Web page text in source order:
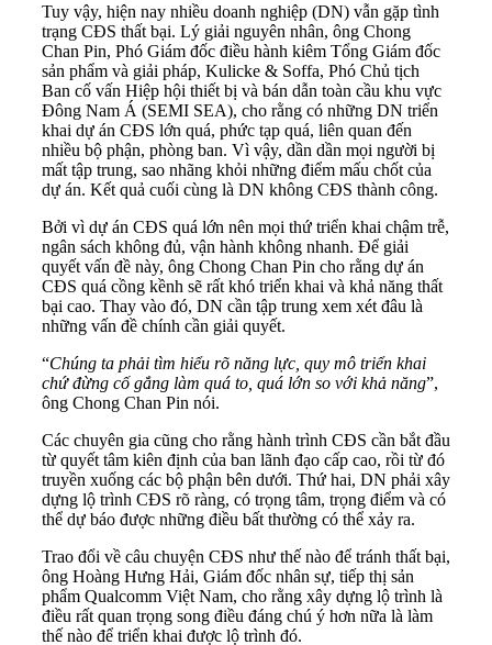
Tuy vậy, hiện nay nhiều doanh nghiệp (DN) vẫn gặp tình
trạng CĐS thất bại. Lý giải nguyên nhân, ông Chong
Chan Pin, Phó Giám đốc điều hành kiêm Tổng Giám đốc
sản phẩm và giải pháp, Kulicke & Soffa, Phó Chủ tịch
Ban cố vấn Hiệp hội thiết bị và bán dẫn toàn cầu khu vực
Đông Nam Á (SEMI SEA), cho rằng có những DN triển
khai dự án CĐS lớn quá, phức tạp quá, liên quan đến
nhiều bộ phận, phòng ban. Vì vậy, dần dần mọi người bị
mất tập trung, sao nhãng khỏi những điểm mấu chốt của
dự án. Kết quả cuối cùng là DN không CĐS thành công.
Bởi vì dự án CĐS quá lớn nên mọi thứ triển khai chậm trễ,
ngân sách không đủ, vận hành không nhanh. Để giải
quyết vấn đề này, ông Chong Chan Pin cho rằng dự án
CĐS quá cồng kềnh sẽ rất khó triển khai và khả năng thất
bại cao. Thay vào đó, DN cần tập trung xem xét đâu là
những vấn đề chính cần giải quyết.
“Chúng ta phải tìm hiểu rõ năng lực, quy mô triển khai
chứ đừng cố gắng làm quá to, quá lớn so với khả năng”,
ông Chong Chan Pin nói.
Các chuyên gia cũng cho rằng hành trình CĐS cần bắt đầu
từ quyết tâm kiên định của ban lãnh đạo cấp cao, rồi từ đó
truyền xuống các bộ phận bên dưới. Thứ hai, DN phải xây
dựng lộ trình CĐS rõ ràng, có trọng tâm, trọng điểm và có
thể dự báo được những điều bất thường có thể xảy ra.
Trao đổi về câu chuyện CĐS như thế nào để tránh thất bại,
ông Hoàng Hưng Hải, Giám đốc nhân sự, tiếp thị sản
phẩm Qualcomm Việt Nam, cho rằng xây dựng lộ trình là
điều rất quan trọng song điều đáng chú ý hơn nữa là làm
thế nào để triển khai được lộ trình đó.